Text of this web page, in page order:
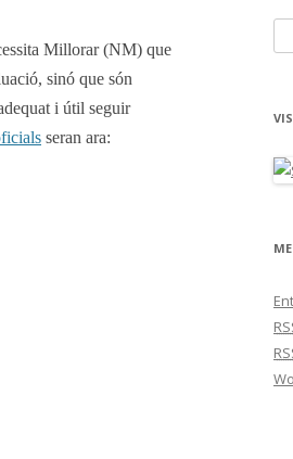
Millorar (NM) que
sinó que són
i útil seguir
seran ara:
e
c
: